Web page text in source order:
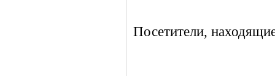
Посетители,